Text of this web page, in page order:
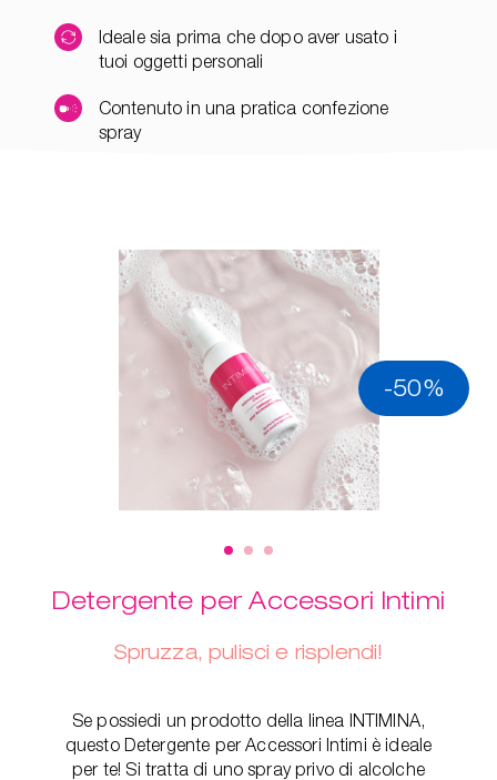
Ideale sia prima che dopo aver usato i
tuoi oggetti personali
Contenuto in una pratica confezione
spray
-50%
Detergente per Accessori Intimi
Spruzza, pulisci e risplendi!
Se possiedi un prodotto della linea INTIMINA,
questo Detergente per Accessori Intimi è ideale
per te! Si tratta di uno spray privo di alcolche